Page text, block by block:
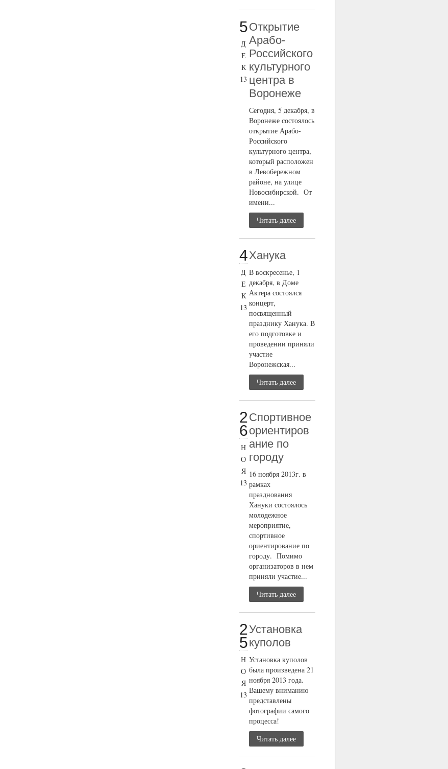
5
Д
Е
К
13
Открытие
Арабо-
Российского
культурного
центра в
Воронеже
Сегодня, 5 декабря, в
Воронеже состоялось
открытие Арабо-
Российского
культурного центра,
который расположен
в Левобережном
районе, на улице
Новосибирской. От
имени...
Читать далее
4
Д
Е
К
13
Ханука
В воскресенье, 1
декабря, в Доме
Актера состоялся
концерт,
посвященный
празднику Ханука. В
его подготовке и
проведении приняли
участие
Воронежская...
Читать далее
2
6
Н
О
Я
13
Cпортивное
ориентиров
ание по
городу
16 ноября 2013г. в
рамках
празднования
Хануки состоялось
молодежное
мероприятие,
спортивное
ориентирование по
городу. Помимо
организаторов в нем
приняли участие...
Читать далее
2
5
Н
О
Я
13
Установка
куполов
Установка куполов
была произведена 21
ноября 2013 года.
Вашему вниманию
представлены
фотографии самого
процесса!
Читать далее